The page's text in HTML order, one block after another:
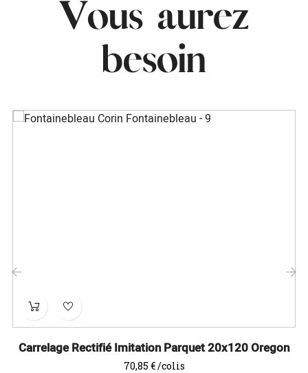
Vous aurez
besoin
Carrelage Rectifié Imitation Parquet 20x120 Oregon
Prix
70,85 €/colis